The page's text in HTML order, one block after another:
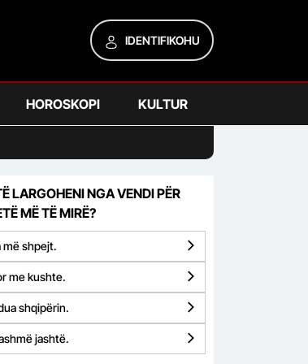
IDENTIFIKOHU
HOROSKOPI KULTUR
LARGOHENI NGA VENDI PËR
MË TË MIRË?
më shpejt.
me kushte.
shqipërin.
jashtë.